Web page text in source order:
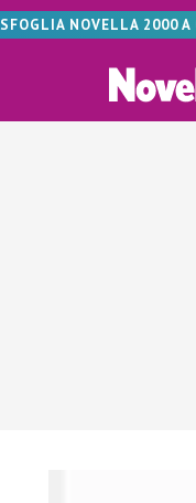
SFOGLIA NOVELLA 2000 A